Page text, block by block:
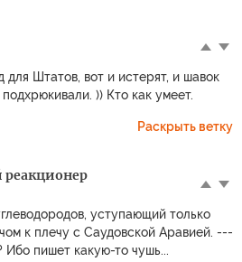
Штатов, вот и истерят, и шавок
)) Кто как умеет.
Раскрыть ветку
уступающий только
к плечу с Саудовской Аравией. ---
Ибо пишет какую-то чушь...